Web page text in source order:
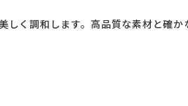
く調和します。高品質な素材と確か